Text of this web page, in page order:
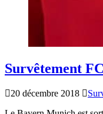
Survêtement
20 décembre 2018